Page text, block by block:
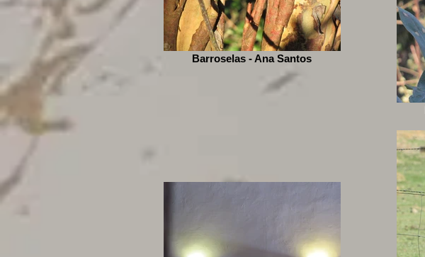
Barroselas - Ana Santos